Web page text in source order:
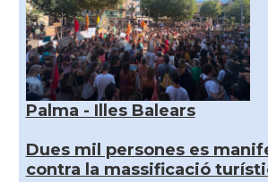
Palma - Illes Balears
Dues mil persones es
contra la massificació